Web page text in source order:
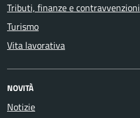
Tributi, finanze e contravvenzioni
Turismo
Vita lavorativa
NOVITÀ
Notizie